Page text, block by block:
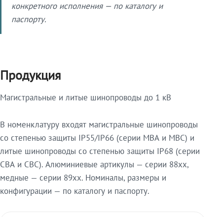
конкретного исполнения — по каталогу и
паспорту.
Продукция
Магистральные и литые шинопроводы до 1 кВ
В номенклатуру входят магистральные шинопроводы
со степенью защиты IP55/IP66 (серии МВА и МВС) и
литые шинопроводы со степенью защиты IP68 (серии
СВА и СВС). Алюминиевые артикулы — серии 88xx,
медные — серии 89xx. Номиналы, размеры и
конфигурации — по каталогу и паспорту.